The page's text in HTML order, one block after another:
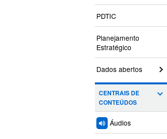
PDTIC
Planejamento
Estratégico
Dados abertos
CENTRAIS DE
CONTEÚDOS
Áudios